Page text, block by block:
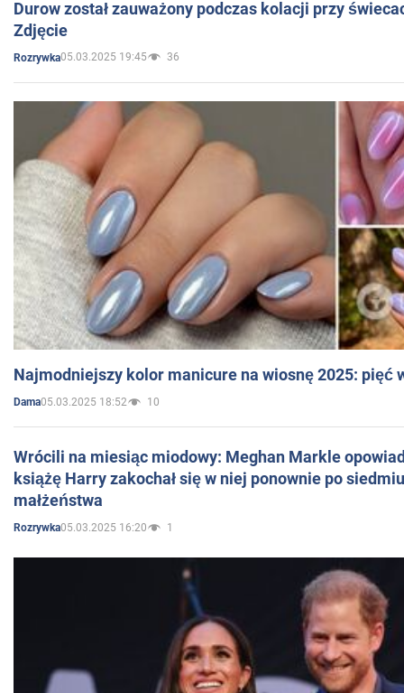
Durow został zauważony podczas kolacji przy
Zdjęcie
Rozrywka05.03.2025 19:45 36
Najmodniejszy kolor manicure na wiosnę 2025: pięć
Dama05.03.2025 18:52 10
Wrócili na miesiąc miodowy: Meghan Markle
książę Harry zakochał się w niej ponownie po
małżeństwa
Rozrywka05.03.2025 16:20 1